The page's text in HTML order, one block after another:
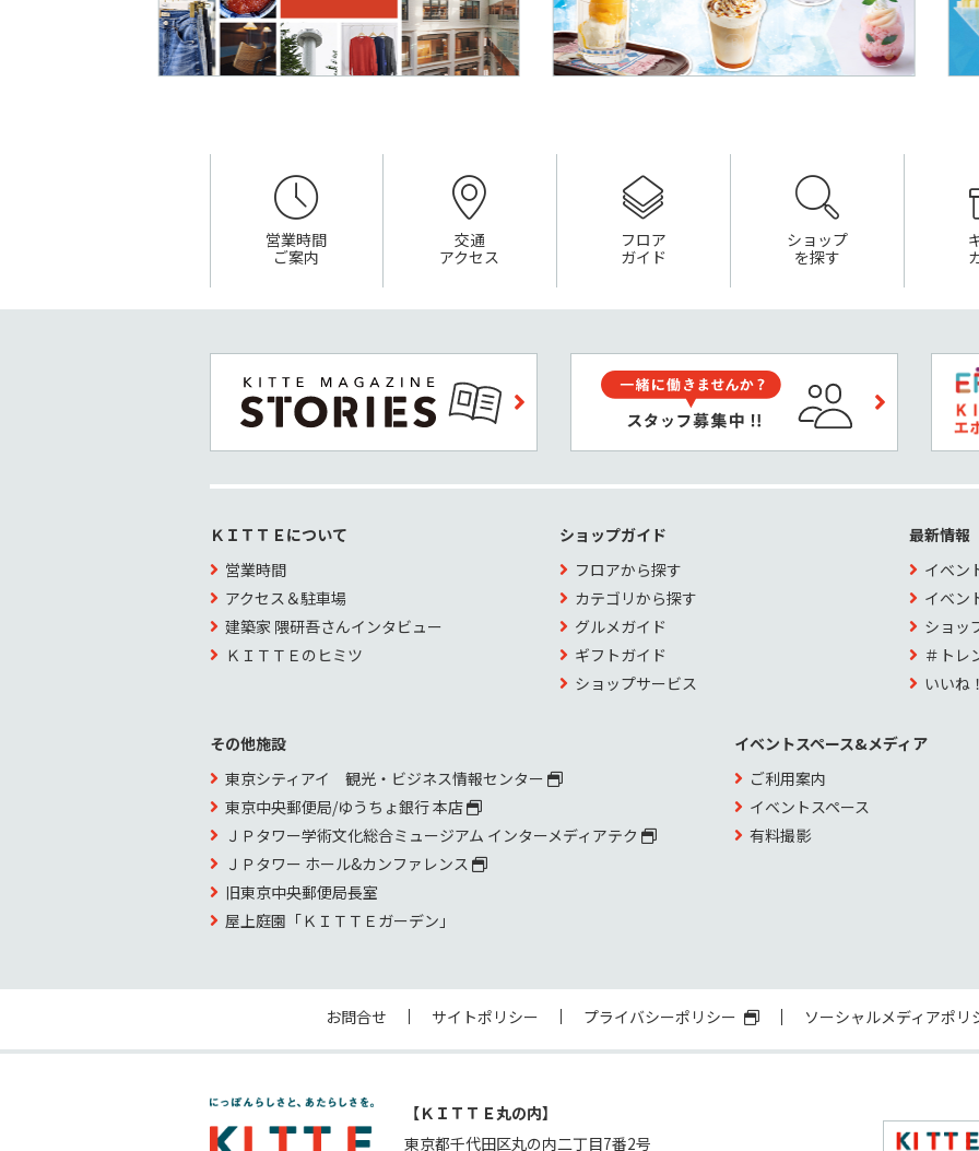
営業時間
ご案内
交通
アクセス
フロア
ガイド
ショップ
を探す
ＫＩＴＴＥについて
営業時間
アクセス＆駐車場
建築家 隈研吾さんインタビュー
ＫＩＴＴＥのヒミツ
ショップガイド
フロアから探す
カテゴリから探す
グルメガイド
ギフトガイド
ショップサービス
最新情報
イベン
イベン
ショッ
＃トレ
いいね
その他施設
東京シティアイ 観光・ビジネス情報センター
東京中央郵便局/ゆうちょ銀行 本店
ＪＰタワー学術文化総合ミュージアム インターメディアテク
ＪＰタワー ホール&カンファレンス
旧東京中央郵便局長室
屋上庭園「ＫＩＴＴＥガーデン」
イベントスペース&メディア
ご利用案内
イベントスペース
有料撮影
お問合せ サイトポリシー プライバシーポリシー ソーシャルメディアポリ
【ＫＩＴＴＥ丸の内】
東京都千代田区丸の内二丁目7番2号